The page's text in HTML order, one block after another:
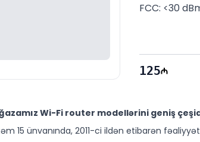
FCC: <30
125
Wi-Fi router modellərini geniş
15 ünvanında, 2011-ci ildən etibarən